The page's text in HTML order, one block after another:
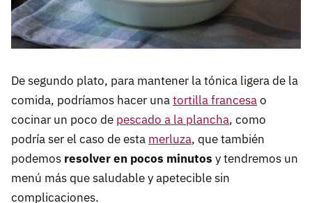
De segundo plato, para mantener la tónica ligera de la
comida, podríamos hacer unatortilla francesao
cocinar un poco de pescado a la plancha, como
podría ser el caso de esta merluza, que también
podemos resolver en pocos minutos y tendremos un
menú más que saludable y apetecible sin
complicaciones.